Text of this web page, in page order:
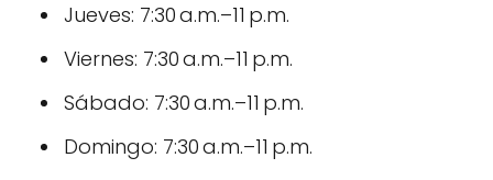
Jueves: 7:30 a.m.–11 p.m.
Viernes: 7:30 a.m.–11 p.m.
Sábado: 7:30 a.m.–11 p.m.
Domingo: 7:30 a.m.–11 p.m.